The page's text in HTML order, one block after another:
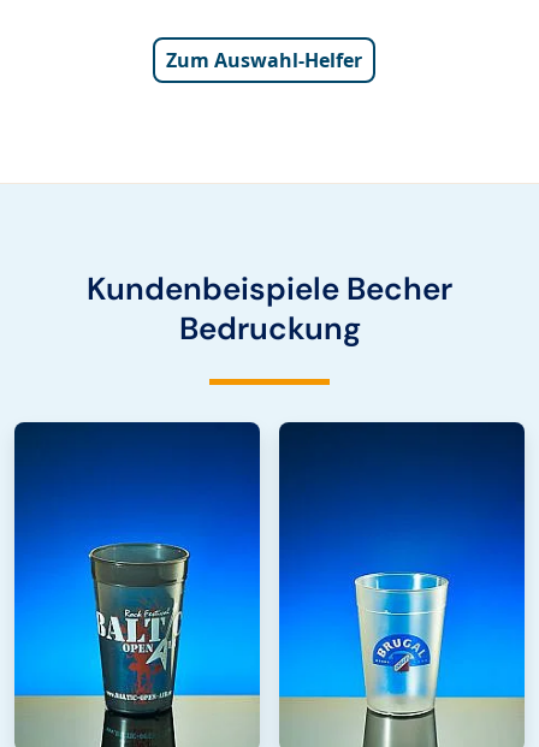
Zum Auswahl-Helfer
Kundenbeispiele Becher
Bedruckung